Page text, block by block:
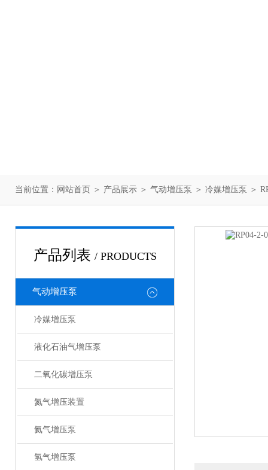
当前位置： 网站首页 ＞ 产品展示 ＞ 气动增压泵 ＞ 冷媒增压泵 ＞
产品列表 / PRODUCTS
气动增压泵
冷媒增压泵
液化石油气增压泵
二氧化碳增压泵
氮气增压装置
氦气增压泵
氢气增压泵